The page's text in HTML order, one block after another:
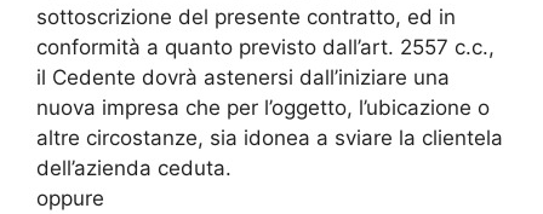
sottoscrizione del presente contratto, ed in
conformità a quanto previsto dall’art. 2557 c.c.,
il Cedente dovrà astenersi dall’iniziare una
nuova impresa che per l’oggetto, l’ubicazione o
altre circostanze, sia idonea a sviare la clientela
dell’azienda ceduta.
oppure